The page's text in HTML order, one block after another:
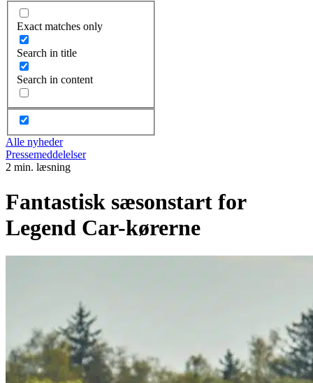
Exact matches only
Search in title
Search in content
Alle nyheder
Pressemeddelelser
2 min. læsning
Fantastisk sæsonstart for
Legend Car-kørerne